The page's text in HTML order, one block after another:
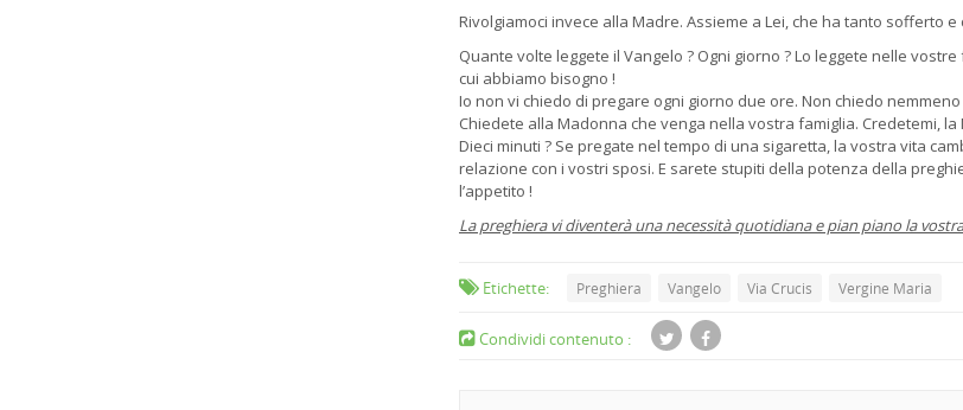
Rivolgiamoci invece alla Madre. Assieme a Lei, che ha tanto sofferto
Quante volte leggete il Vangelo ? Ogni giorno ? Lo leggete nelle
cui abbiamo bisogno !
Io non vi chiedo di pregare ogni giorno due ore. Non chiedo
Chiedete alla Madonna che venga nella vostra famiglia. Credetemi,
Dieci minuti ? Se pregate nel tempo di una sigaretta, la vostra vita
relazione con i vostri sposi. E sarete stupiti della potenza della
l’appetito !
La preghiera vi diventerà una necessità quotidiana e pian piano la
Etichette: Preghiera Vangelo Via Crucis Vergine Maria
Condividi contenuto :